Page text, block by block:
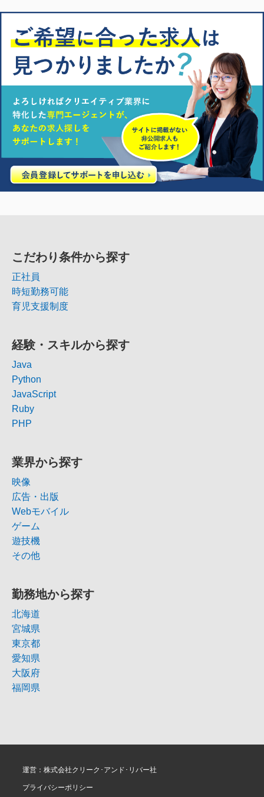
こだわり条件から探す
正社員
時短勤務可能
育児支援制度
経験・スキルから探す
Java
Python
JavaScript
Ruby
PHP
業界から探す
映像
広告・出版
Webモバイル
ゲーム
遊技機
その他
勤務地から探す
北海道
宮城県
東京都
愛知県
大阪府
福岡県
運営：株式会社クリーク･アンド･リバー社
プライバシーポリシー